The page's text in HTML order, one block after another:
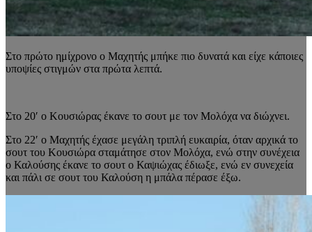
Στο πρώτο ημίχρονο ο Μαχητής μπήκε πιο δυνατά και είχε κάποιες
υποψίες στιγμών στα πρώτα λεπτά.
Στο 20′ ο Κουσιώρας έκανε το σουτ με τον Μολόχα να διώχνει.
Στο 22′ ο Μαχητής έχασε μεγάλη τριπλή ευκαιρία, όταν αρχικά το
σουτ του Κουσιώρα σταμάτησε στον Μολόχα, ενώ στην συνέχεια
ο Καλούσης έκανε το σουτ ο Καψιώχας έδιωξε, ενώ εν συνεχεία
και πάλι σε σουτ του Καλούση η μπάλα πέρασε έξω.